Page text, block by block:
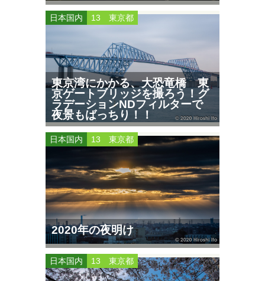
日本国内 13 東京都
東京湾にかかる、大恐竜橋 東
京ゲートブリッジを撮ろう！グ
ラデーションNDフィルターで
夜景もばっちり！！
日本国内 13 東京都
2020年の夜明け
日本国内 13 東京都